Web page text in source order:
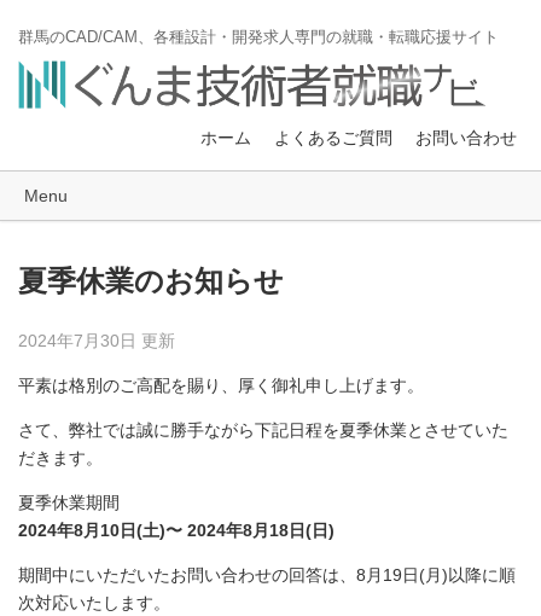
群馬のCAD/CAM、各種設計・開発求人専門の就職・転職応援サイト
ホーム よくあるご質問 お問い合わせ
Menu
夏季休業のお知らせ
2024年7月30日 更新
平素は格別のご高配を賜り、厚く御礼申し上げます。
さて、弊社では誠に勝手ながら下記日程を夏季休業とさせていた
だきます。
夏季休業期間
2024年8月10日(土)〜 2024年8月18日(日)
期間中にいただいたお問い合わせの回答は、8月19日(月)以降に順
次対応いたします。